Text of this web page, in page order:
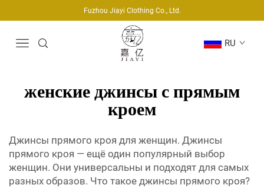
Fuzhou Jiayi Clothing Co., Ltd.
RU
женские джинсы с прямым
кроем
Джинсы прямого кроя для женщин. Джинсы
прямого кроя — ещё один популярный выбор
женщин. Они универсальны и подходят для самых
разных образов. Что такое джинсы прямого кроя?